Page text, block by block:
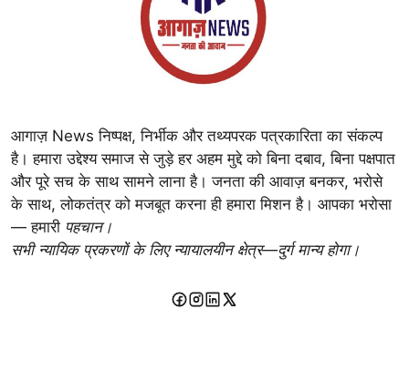
आगाज़ News निष्पक्ष, निर्भीक और तथ्यपरक पत्रकारिता का संकल्प
है। हमारा उद्देश्य समाज से जुड़े हर अहम मुद्दे को बिना दबाव, बिना पक्षपात
और पूरे सच के साथ सामने लाना है। जनता की आवाज़ बनकर, भरोसे
के साथ, लोकतंत्र को मजबूत करना ही हमारा मिशन है। आपका भरोसा
— हमारी पहचान।
सभी न्यायिक प्रकरणों के लिए न्यायालयीन क्षेत्र—दुर्ग मान्य होगा।